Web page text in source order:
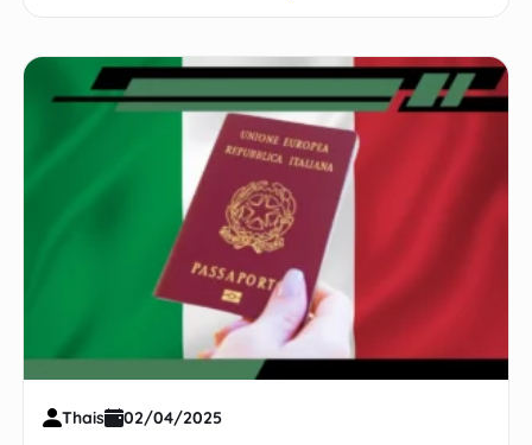
Thais 02/04/2025